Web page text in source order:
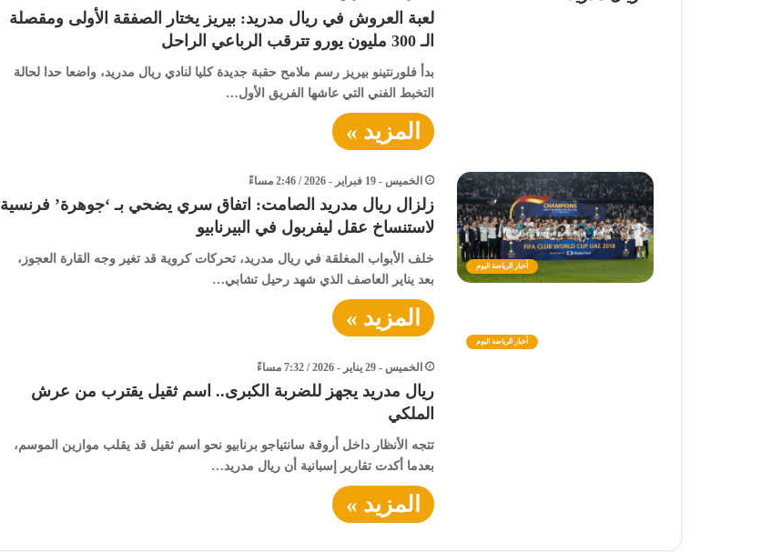
لعبة العروش في ريال مدريد: بيريز يختار الصفقة الأولى ومقصلة
الـ 300 مليون يورو تترقب الرباعي الراحل
بدأ فلورنتينو بيريز رسم ملامح حقبة جديدة كليا لنادي ريال مدريد، واضعا حدا لحالة
التخبط الفني التي عاشها الفريق الأول…
المزيد »
أخبار الرياضة اليوم
الخميس - 19 فبراير - 2026 / 2:46 مساءً
زلزال ريال مدريد الصامت: اتفاق سري يضحي بـ ‘جوهرة’ فرنسية
لاستنساخ عقل ليفربول في البيرنابيو
خلف الأبواب المغلقة في ريال مدريد، تحركات كروية قد تغير وجه القارة العجوز،
بعد يناير العاصف الذي شهد رحيل تشابي…
المزيد »
أخبار الرياضة اليوم
الخميس - 29 يناير - 2026 / 7:32 مساءً
ريال مدريد يجهز للضربة الكبرى.. اسم ثقيل يقترب من عرش
الملكي
تتجه الأنظار داخل أروقة سانتياجو برنابيو نحو اسم ثقيل قد يقلب موازين الموسم،
بعدما أكدت تقارير إسبانية أن ريال مدريد…
المزيد »